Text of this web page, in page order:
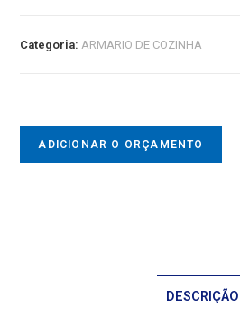
Categoria:ARMARIO DE COZINHA
ADICIONAR O ORÇAMENTO
DESCRIÇÃO